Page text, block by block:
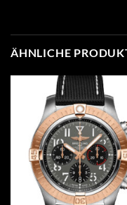
ÄHNLICHE